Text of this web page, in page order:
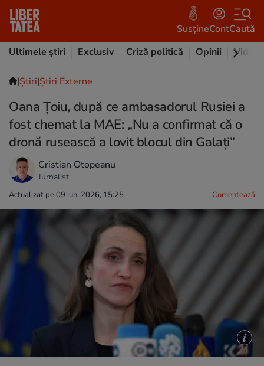
SusțineContCaută
Ultimele știri
Exclusiv Criză politică Opinii Video
|Ştiri|Știri Externe
Oana Țoiu, după ce ambasadorul Rusiei a
fost chemat la MAE: „Nu a confirmat că o
dronă rusească a lovit blocul din Galați”
Cristian Otopeanu
Jurnalist
Actualizat pe 09 iun. 2026, 15:25 Comentează